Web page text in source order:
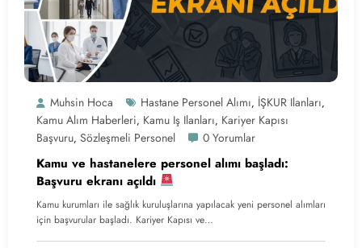
Muhsin Hoca Hastane Personel Alımı, İŞKUR Ilanları,
Kamu Alım Haberleri, Kamu Iş Ilanları, Kariyer Kapısı
Başvuru, Sözleşmeli Personel 0 Yorumlar
Kamu ve hastanelere personel alımı başladı:
Başvuru ekranı açıldı
Kamu kurumları ile sağlık kuruluşlarına yapılacak yeni personel alımları
için başvurular başladı. Kariyer Kapısı ve…